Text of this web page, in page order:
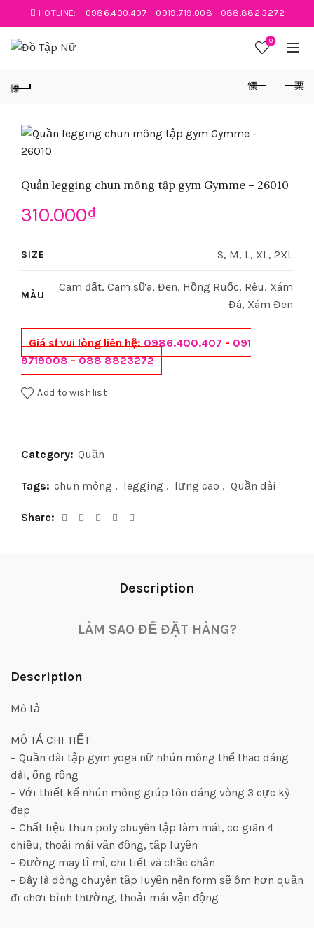
HOTLINE: 0986.400.407 - 0919.719.008 - 088.882.3272
0
Quần legging chun mông tập gym Gymme – 26010
310.000₫
SIZE S, M, L, XL, 2XL
MÀU
Cam đất, Cam sữa, Đen, Hồng Ruốc, Rêu, Xám
Đá, Xám Đen
Giá sỉ vui lòng liên hệ:0986.400.407 - 091
9719008-088 8823272
Add to wishlist
Category: Quần
Tags: chun mông , legging , lưng cao , Quần dài
Share
Description
LÀM SAO ĐỂ ĐẶT HÀNG?
Description
Mô tả
MÔ TẢ CHI TIẾT
– Quần dài tập gym yoga nữ nhún mông thể thao dáng
dài, ống rộng
– Với thiết kế nhún mông giúp tôn dáng vòng 3 cực kỳ
đẹp
– Chất liệu thun poly chuyên tập làm mát, co giãn 4
chiều, thoải mái vận động, tập luyện
– Đường may tỉ mỉ, chi tiết và chắc chắn
– Đây là dòng chuyên tập luyện nên form sẽ ôm hơn quần
đi chơi bình thường, thoải mái vận động